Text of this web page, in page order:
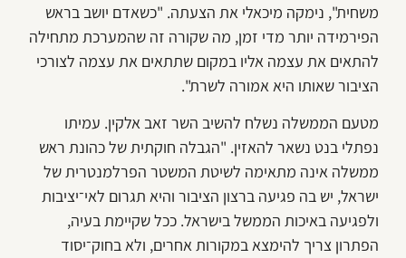
משחית", נימקה מיכאלי את הצעתה. "כשאדם יושב בראש
הפירמידה יותר מדי זמן, מה שקורה זה שהמערכת מתחילה
להתאים את עצמה אליו במקום שתתאים את עצמה לצורכי
הציבור שאותו היא אמורה לשרת".
מטעם הממשלה נשלח להשיב השר זאב אלקין. עמיתו
נפתלי בנט נשאר להאזין. "הגבלה חוקתית של כהונת ראש
ממשלה אינה מתאימה לשיטת המשטר הפרלמנטרית של
ישראל, יש בה פגיעה ברצון הציבור והיא תגרום לאי־יציבות
ולפגיעה באיכות הממשל בישראל. ככל שקיימת בעיה,
הפתרון צריך להימצא במקורות אחרים, ולא בחוק־יסוד